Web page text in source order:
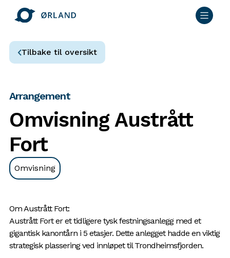
Tilbake til oversikt
Arrangement
Omvisning Austrått
Fort
Omvisning
Om Austrått Fort:
Austrått Fort er et tidligere tysk festningsanlegg med et
gigantisk kanontårn i 5 etasjer. Dette anlegget hadde en viktig
strategisk plassering ved innløpet til Trondheimsfjorden.